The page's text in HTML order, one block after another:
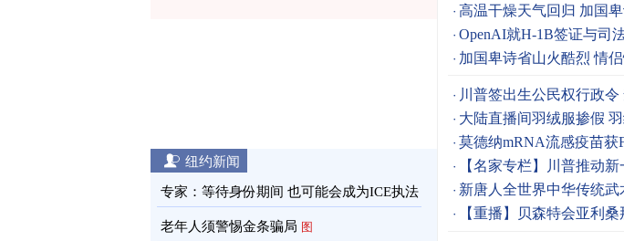
纽约新闻
专家：等待身份期间 也可能会成为ICE执法
目标 图
老年人须警惕金条骗局 图
高温干燥天气回归 加国
OpenAI就H-1B签证与司
加国卑诗省山火酷烈 情
川普签出生公民权行政
大陆直播间羽绒服掺假
莫德纳mRNA流感疫苗
【名家专栏】川普推动
新唐人全世界中华传统武
【重播】贝森特会亚利